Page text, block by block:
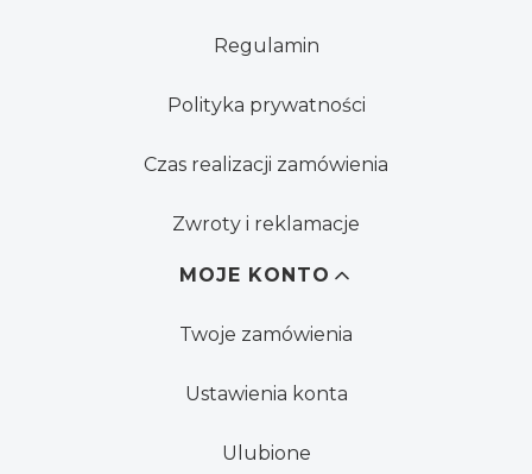
Regulamin
Polityka prywatności
Czas realizacji zamówienia
Zwroty i reklamacje
MOJE KONTO
Twoje zamówienia
Ustawienia konta
Ulubione